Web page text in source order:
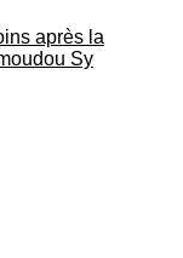
après la
Sy